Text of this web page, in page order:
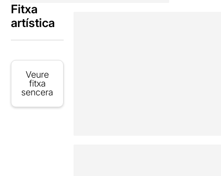
Fitxa
artística
Veure
fitxa
sencera